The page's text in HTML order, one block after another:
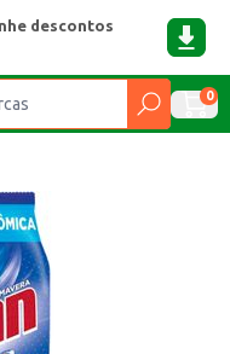
descontos
0